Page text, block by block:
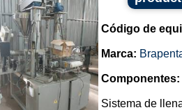
Código de
Marca:
Componentes:
Sistema de